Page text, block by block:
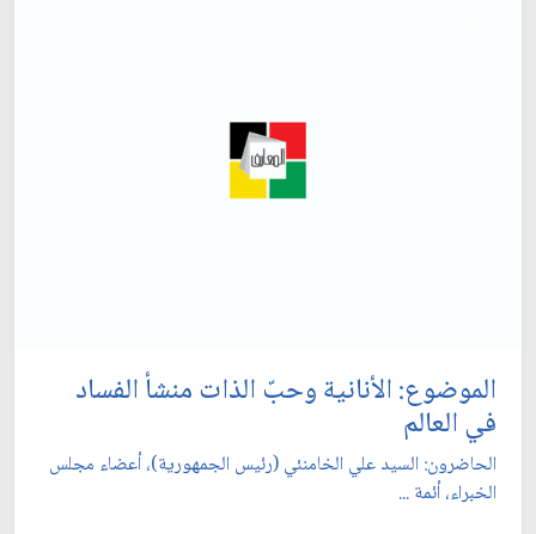
الموضوع: الأنانية وحبّ الذات منشأ الفساد
في العالم‏
الحاضرون: السيد علي الخامنئي (رئيس الجمهورية)، أعضاء مجلس
الخبراء، أئمة ...